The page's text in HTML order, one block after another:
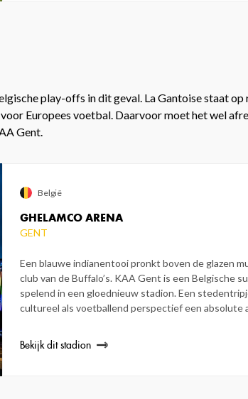
play-offs in dit geval. La Gantoise staat
Europees voetbal. Daarvoor moet het wel
Gent.
GHELAMCO ARENA
GENT
Een blauwe indianentooi pronkt boven de glazen
club van de Buffalo’s. KAA Gent is een Belgische
spelend in een gloednieuw stadion. Een
cultureel als voetballend perspectief een absolute
België
Bekijk dit stadion